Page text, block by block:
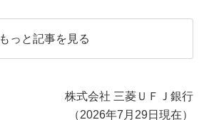
もっと記事を見る
株式会社 三菱ＵＦＪ銀行
（2026年7月29日現在）